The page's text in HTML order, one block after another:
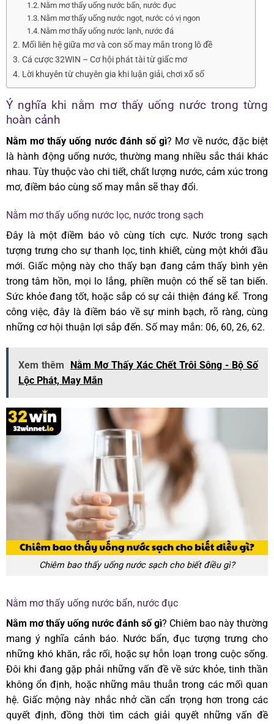
Nằm mơ thấy uống nước bẩn, nước đục
Nằm mơ thấy uống nước ngọt, nước có vị ngon
Nằm mơ thấy uống nước lạnh, nước đá
Mối liên hệ giữa mơ và con số may mắn trong lô đề
Cá cược 32WIN – Cơ hội phát tài từ giấc mơ
Lời khuyên từ chuyên gia khi luận giải, chơi xổ số
Ý nghĩa khi nằm mơ thấy uống nước trong từng
hoàn cảnh
Nằm mơ thấy uống nước đánh số gì? Mơ về nước, đặc biệt
là hành động uống nước, thường mang nhiều sắc thái khác
nhau. Tùy thuộc vào chi tiết, chất lượng nước, cảm xúc trong
mơ, điềm báo cùng số may mắn sẽ thay đổi.
Nằm mơ thấy uống nước lọc, nước trong sạch
Đây là một điềm báo vô cùng tích cực. Nước trong sạch
tượng trưng cho sự thanh lọc, tinh khiết, cùng một khởi đầu
mới. Giấc mộng này cho thấy bạn đang cảm thấy bình yên
trong tâm hồn, mọi lo lắng, phiền muộn có thể sẽ tan biến.
Sức khỏe đang tốt, hoặc sắp có sự cải thiện đáng kể. Trong
công việc, đây là điềm báo về sự minh bạch, rõ ràng, cùng
những cơ hội thuận lợi sắp đến. Số may mắn: 06, 60, 26, 62.
Xem thêm
Nằm Mơ Thấy Xác Chết Trôi Sông - Bộ Số
Lộc Phát, May Mắn
Chiêm bao thấy uống nước sạch cho biết điều gì?
Nằm mơ thấy uống nước bẩn, nước đục
Nằm mơ thấy uống nước đánh số gì? Chiêm bao này thường
mang ý nghĩa cảnh báo. Nước bẩn, đục tượng trưng cho
những khó khăn, rắc rối, hoặc sự hỗn loạn trong cuộc sống.
Đôi khi đang gặp phải những vấn đề về sức khỏe, tinh thần
không ổn định, hoặc những mâu thuẫn trong các mối quan
hệ. Giấc mộng này nhắc nhở cần cẩn trọng hơn trong các
quyết định, đồng thời tìm cách giải quyết những vấn đề